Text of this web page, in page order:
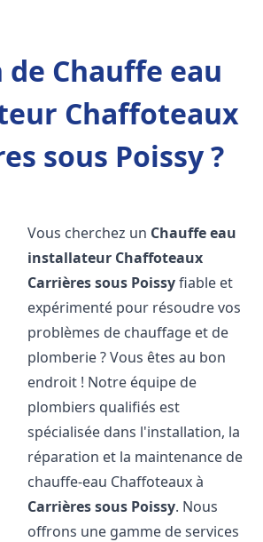
de Chauffe eau
Chaffoteaux
sous Poissy ?
Vous cherchez un Chauffe eau
installateur Chaffoteaux
Carrières sous Poissyfiable et
expérimenté pour résoudre vos
problèmes de chauffage et de
plomberie ? Vous êtes au bon
endroit ! Notre équipe de
plombiers qualifiés est
spécialisée dans l'installation, la
réparation et la maintenance de
chauffe-eau Chaffoteaux à
Carrières sous Poissy. Nous
offrons une gamme de services